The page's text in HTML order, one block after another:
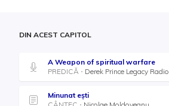
DIN ACEST CAPITOL
A Weapon of spiritual warfare
PREDICĂ
Derek Prince Legacy Radio
Minunat ești